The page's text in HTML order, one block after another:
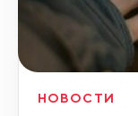
НОВОСТИ